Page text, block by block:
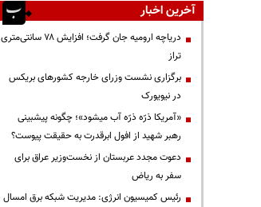
آخرین اخبار
دریاچه ارومیه جان گرفت؛ افزایش ۷۸ سانتی‌متری
تراز
برگزاری نشست وزرای خارجه کشورهای بریکس
در نیویورک
«آمریکا ذرّه ذرّه آب میشود»؛ چگونه پیشبینی
رهبر شهید از افول ابرقدرت به حقیقت پیوست؟
دعوت مجدد عربستان از نخست‌وزیر عراق برای
سفر به ریاض
رئیس کمیسیون انرژی: مدیریت شبکه برق امسال